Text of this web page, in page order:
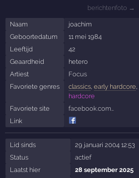
berichtenfoto →
Naam
joachim
Geboortedatum
11 mei 1984
Leeftijd
42
Geaardheid
hetero
Artiest
Focus
Favoriete genres
classics, early hardcore
hardcore
Favoriete site
facebook.com…
Link
Lid sinds
29 januari 2004 12:53
Status
actief
Laatst hier
28 september 2025